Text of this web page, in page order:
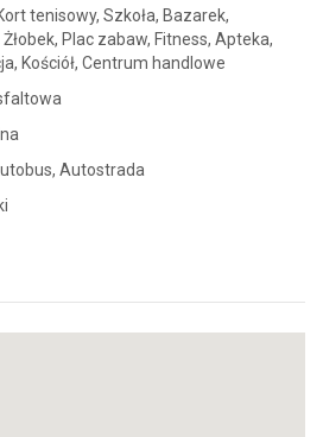
tenisowy, Szkoła, Bazarek,
Plac zabaw, Fitness, Apteka,
Kościół, Centrum handlowe
Autostrada